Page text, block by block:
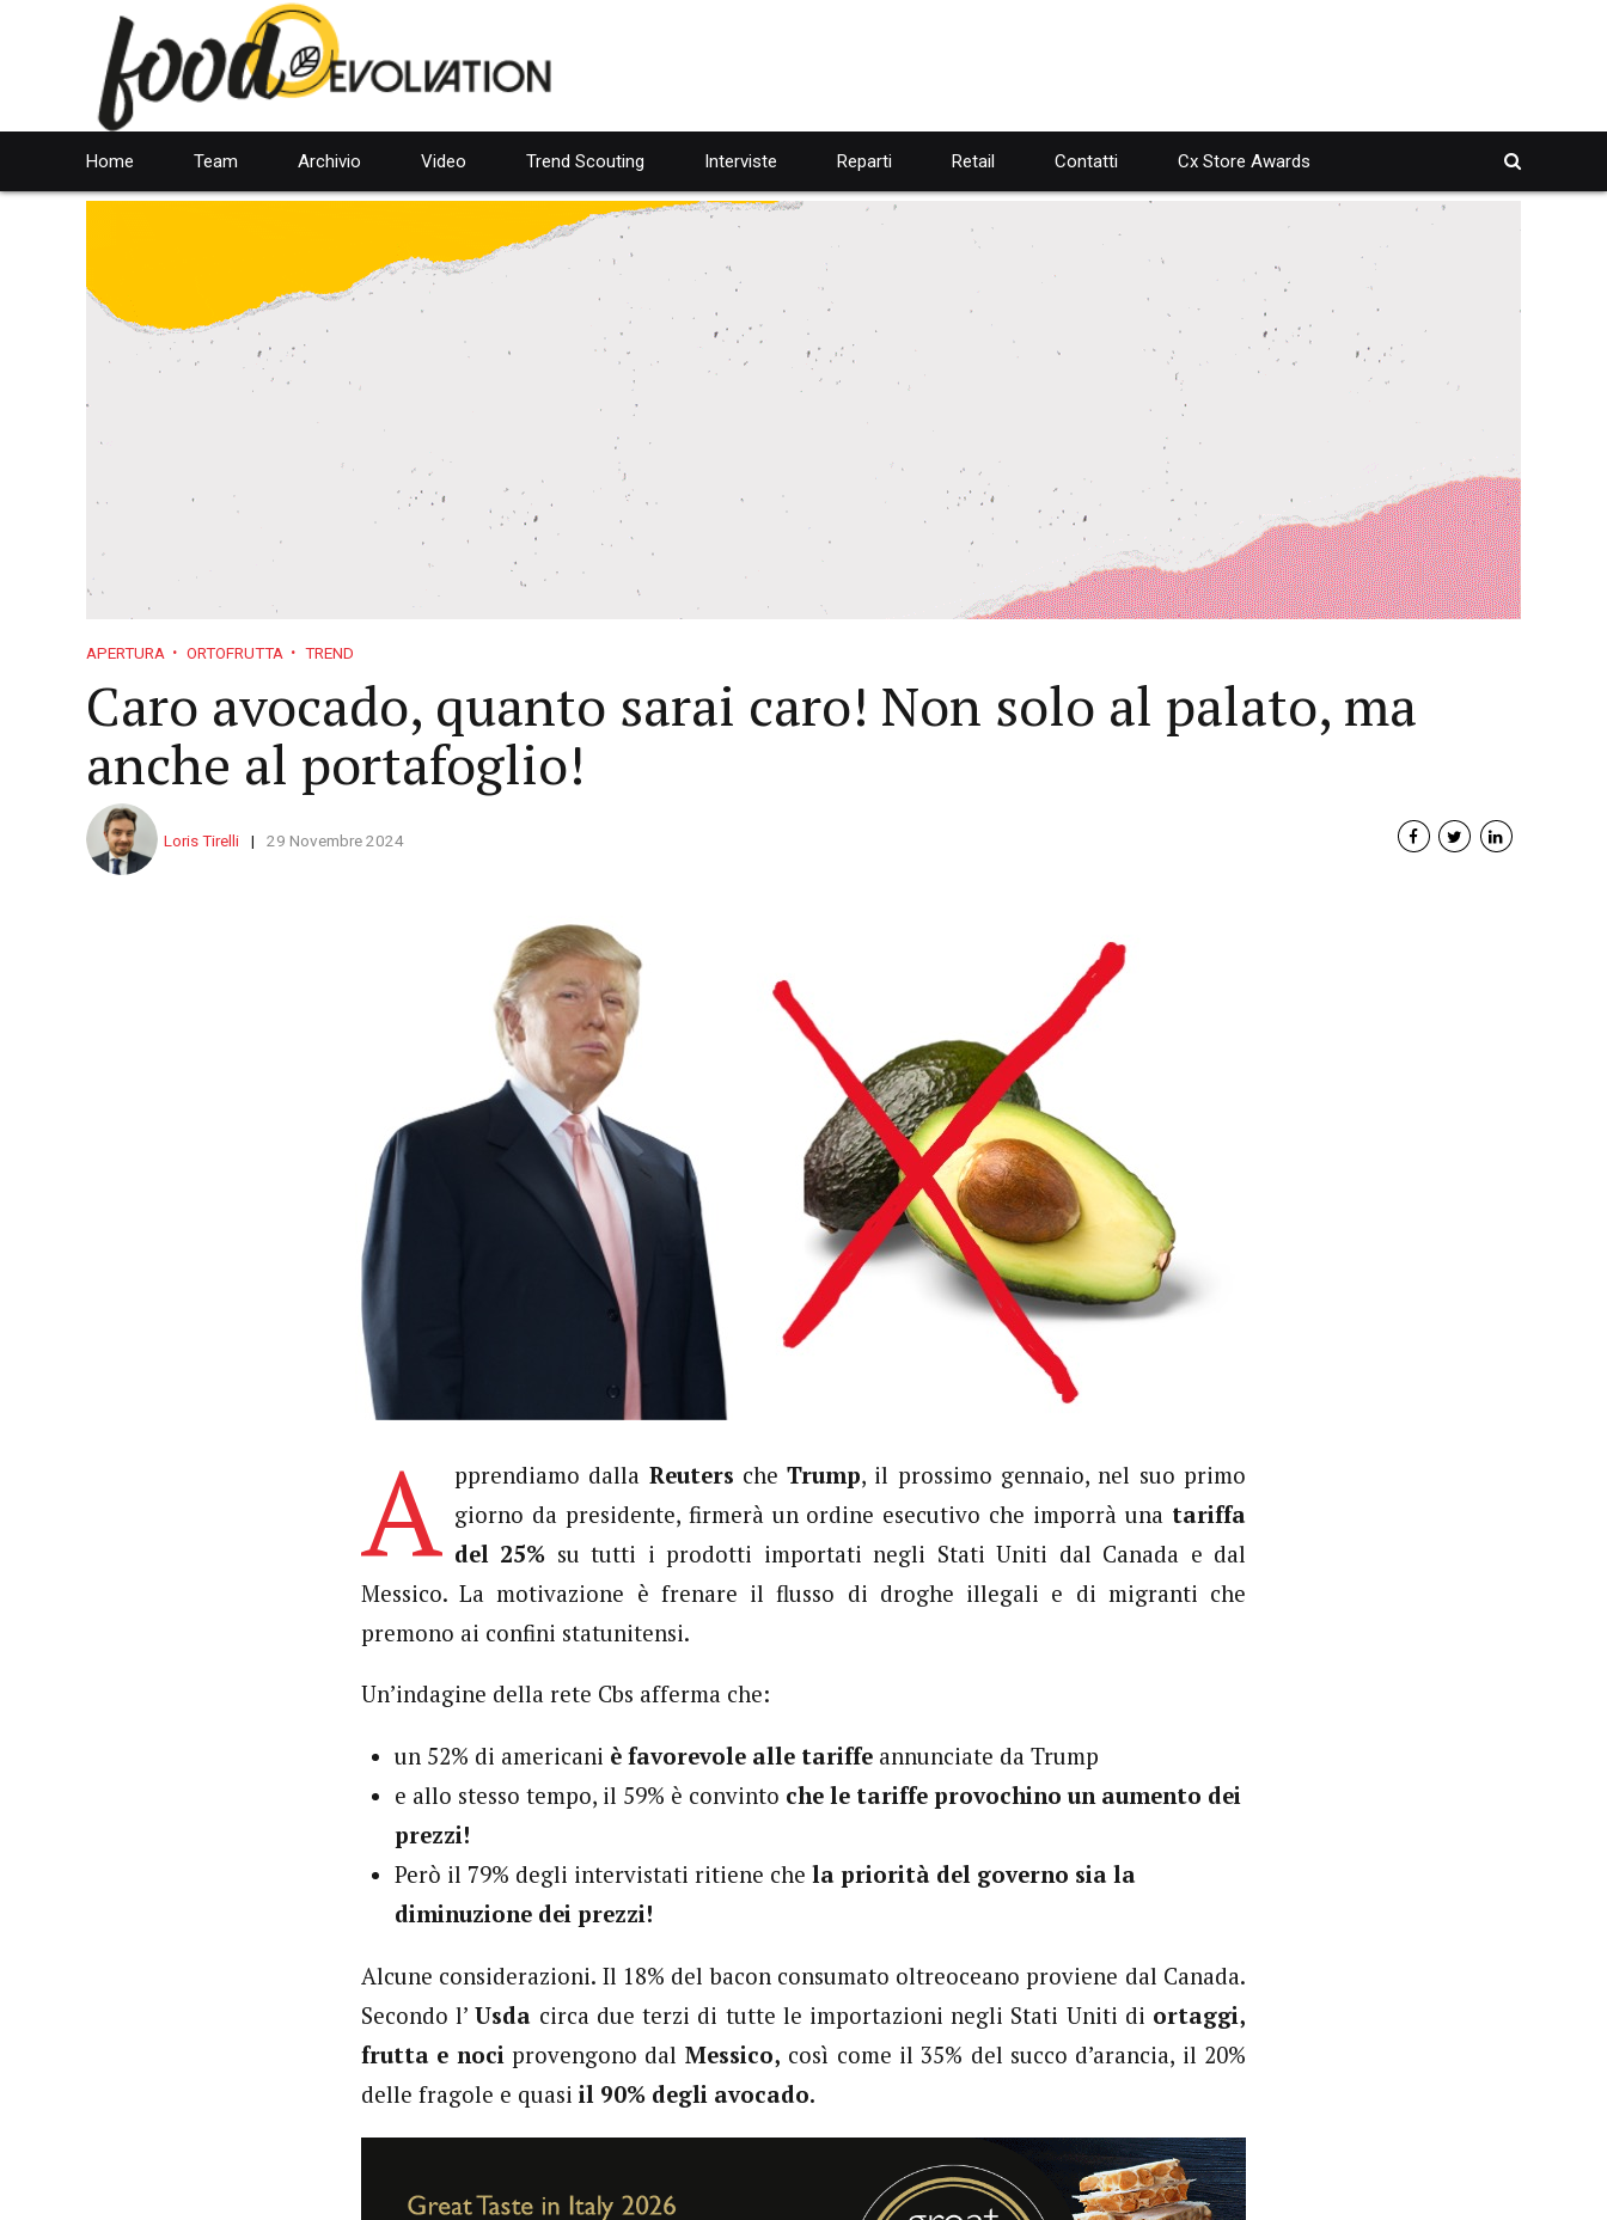
Home Team Archivio Video Trend Scouting Interviste Reparti Retail Contatti Cx Store Awards
APERTURA ORTOFRUTTA TREND
Caro avocado, quanto sarai caro! Non solo al palato, ma
anche al portafoglio!
Loris Tirelli 29 Novembre 2024
A pprendiamo dalla Reuters cheTrump, il prossimo gennaio, nel suo primo
giorno da presidente, firmerà un ordine esecutivo che imporrà una tariffa
del 25% su tutti i prodotti importati negli Stati Uniti dal Canada e dal
Messico. La motivazione è frenare il flusso di droghe illegali e di migranti che
premono ai confini statunitensi.
Un’indagine della rete Cbs afferma che:
un 52% di americani è favorevole alle tariffe annunciate da Trump
e allo stesso tempo, il 59% è convinto che le tariffe provochino un aumento dei
prezzi!
Però il 79% degli intervistati ritiene che la priorità del governo sia la
diminuzione dei prezzi!
Alcune considerazioni. Il 18% del bacon consumato oltreoceano proviene dal Canada.
Secondo l’Usda circa due terzi di tutte le importazioni negli Stati Uniti di ortaggi,
frutta e noci provengono dal Messico, così come il 35% del succo d’arancia, il 20%
delle fragole e quasi il 90% degli avocado.